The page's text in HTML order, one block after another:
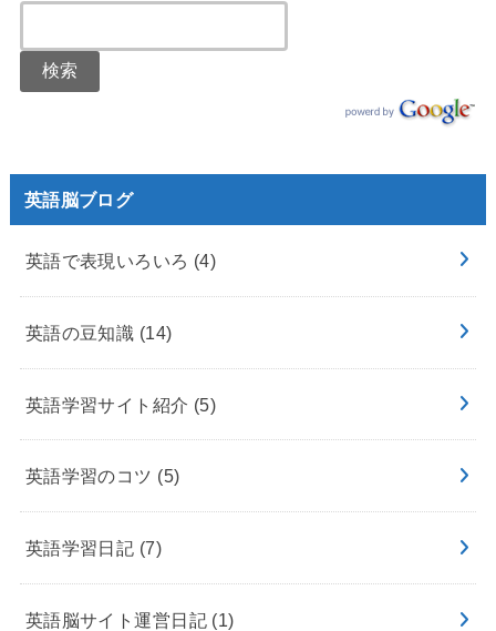
英語脳ブログ
英語で表現いろいろ (4)
英語の豆知識 (14)
英語学習サイト紹介 (5)
英語学習のコツ (5)
英語学習日記 (7)
英語脳サイト運営日記 (1)